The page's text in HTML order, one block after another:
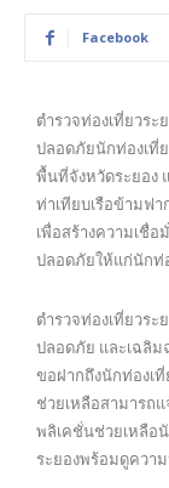
Facebook
ตำรวจท่องเที่ยวร
ปลอดภัยนักท่องเที่
พื้นที่จังหวัดระยอง
ท่าเทียบเรือข้ามฟ
เพื่อสร้างความเชื่
ปลอดภัยให้แก่นักท่
ตำรวจท่องเที่ยวร
ปลอดภัย และเฉลิม
ขอฝากถึงนักท่องเ
ช่วยเหลือสามารถ
พลิเคชั่นช่วยเหลือนั
ระยองพร้อมดูควา